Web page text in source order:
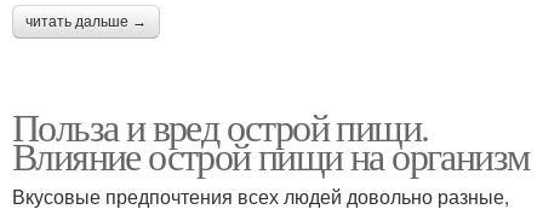
читать дальше →
Польза и вред острой пищи.
Влияние острой пищи на организм
Вкусовые предпочтения всех людей довольно разные,